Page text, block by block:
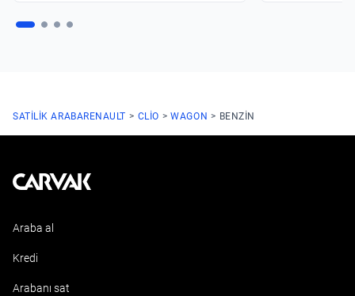
SATILIK ARABARENAULT CLIO WAGON BENZIN
Kavak
Araba al
Kredi
Arabanı sat